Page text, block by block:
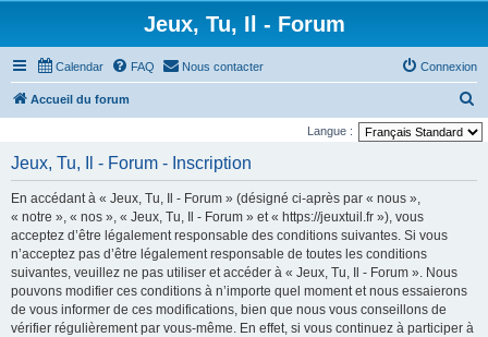
Jeux, Tu, Il - Forum
Calendar FAQ Nous contacter Connexion
Accueil du forum
e
Langue :
Jeux, Tu, Il - Forum - Inscription
En accédant à « Jeux, Tu, Il - Forum » (désigné ci-après par « nous »,
« notre », « nos », « Jeux, Tu, Il - Forum » et « https://jeuxtuil.fr »), vous
acceptez d’être légalement responsable des conditions suivantes. Si vous
n’acceptez pas d’être légalement responsable de toutes les conditions
suivantes, veuillez ne pas utiliser et accéder à « Jeux, Tu, Il - Forum ». Nous
pouvons modifier ces conditions à n’importe quel moment et nous essaierons
de vous informer de ces modifications, bien que nous vous conseillons de
vérifier régulièrement par vous-même. En effet, si vous continuez à participer à